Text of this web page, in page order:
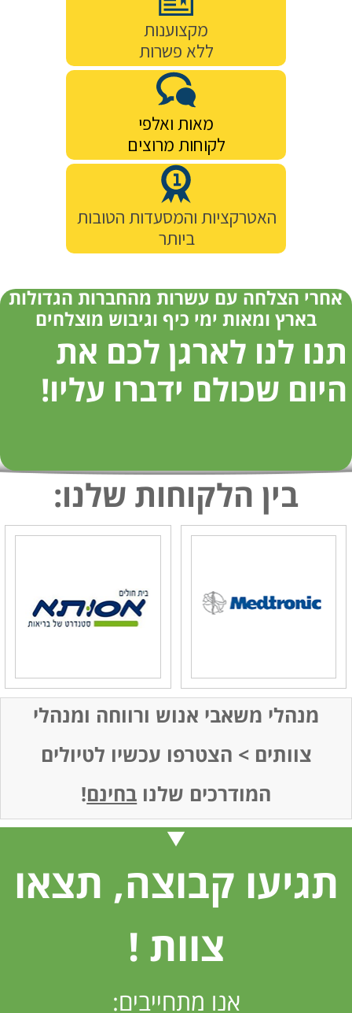
בין הלקוחות שלנו:
מנהלי משאבי אנוש ורווחה ומנהלי
צוותים > הצטרפו עכשיו לטיולים
המודרכים שלנו בחינם!
מקצוענות
ללא פשרות
מאות ואלפי
לקוחות מרוצים
האטרקציות והמסעדות הטובות
ביותר
תגיעו קבוצה, תצאו
צוות !
אנו מתחייבים:
תנו לנו לארגן לכם את
היום שכולם ידברו עליו!
אחרי הצלחה עם עשרות מהחברות הגדולות
בארץ ומאות ימי כיף וגיבוש מוצלחים